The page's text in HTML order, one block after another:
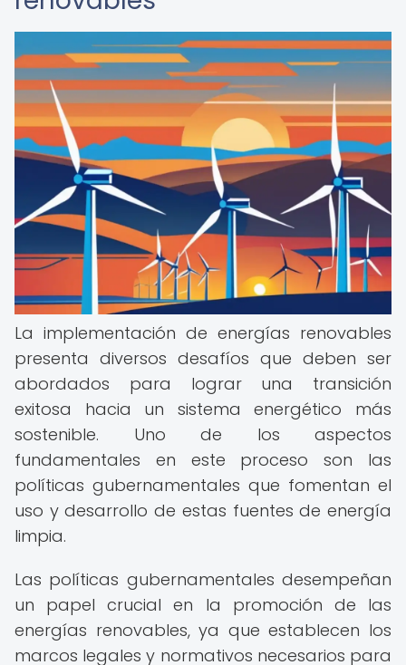
La implementación de energías renovables
presenta diversos desafíos que deben ser
abordados para lograr una transición
exitosa hacia un sistema energético más
sostenible. Uno de los aspectos
fundamentales en este proceso son las
políticas gubernamentales que fomentan el
uso y desarrollo de estas fuentes de energía
limpia.
Las políticas gubernamentales desempeñan
un papel crucial en la promoción de las
energías renovables, ya que establecen los
marcos legales y normativos necesarios para